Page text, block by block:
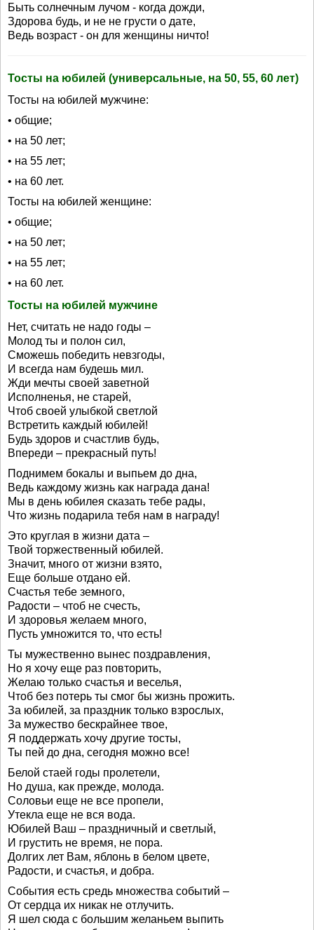
Быть солнечным лучом - когда дожди,
Здорова будь, и не не грусти о дате,
Ведь возраст - он для женщины ничто!
Тосты на юбилей (универсальные, на 50, 55, 60 лет)
Тосты на юбилей мужчине:
• общие;
• на 50 лет;
• на 55 лет;
• на 60 лет.
Тосты на юбилей женщине:
• общие;
• на 50 лет;
• на 55 лет;
• на 60 лет.
Тосты на юбилей мужчине
Нет, считать не надо годы –
Молод ты и полон сил,
Сможешь победить невзгоды,
И всегда нам будешь мил.
Жди мечты своей заветной
Исполненья, не старей,
Чтоб своей улыбкой светлой
Встретить каждый юбилей!
Будь здоров и счастлив будь,
Впереди – прекрасный путь!
Поднимем бокалы и выпьем до дна,
Ведь каждому жизнь как награда дана!
Мы в день юбилея сказать тебе рады,
Что жизнь подарила тебя нам в награду!
Это круглая в жизни дата –
Твой торжественный юбилей.
Значит, много от жизни взято,
Еще больше отдано ей.
Счастья тебе земного,
Радости – чтоб не счесть,
И здоровья желаем много,
Пусть умножится то, что есть!
Ты мужественно вынес поздравления,
Но я хочу еще раз повторить,
Желаю только счастья и веселья,
Чтоб без потерь ты смог бы жизнь прожить.
За юбилей, за праздник только взрослых,
За мужество бескрайнее твое,
Я поддержать хочу другие тосты,
Ты пей до дна, сегодня можно все!
Белой стаей годы пролетели,
Но душа, как прежде, молода.
Соловьи еще не все пропели,
Утекла еще не вся вода.
Юбилей Ваш – праздничный и светлый,
И грустить не время, не пора.
Долгих лет Вам, яблонь в белом цвете,
Радости, и счастья, и добра.
События есть средь множества событий –
От сердца их никак не отлучить.
Я шел сюда с большим желаньем выпить